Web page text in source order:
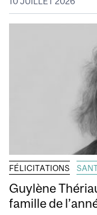
FÉLICITATIONS
Guylène
famille de